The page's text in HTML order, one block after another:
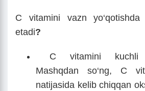
C vitamini vazn
etadi?
C vitamini kuchli
Mashqdan so‘ng, C
natijasida kelib chiqqan